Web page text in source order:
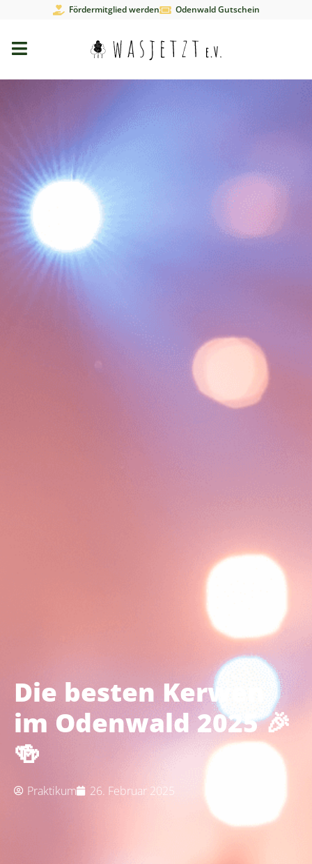
Fördermitglied werden Odenwald Gutschein
Die besten Kerwen
im Odenwald 2025 🎉
🍻
Praktikum 26. Februar 2025